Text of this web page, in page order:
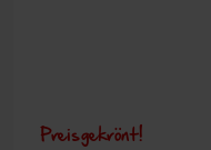
Preisgekrönt!